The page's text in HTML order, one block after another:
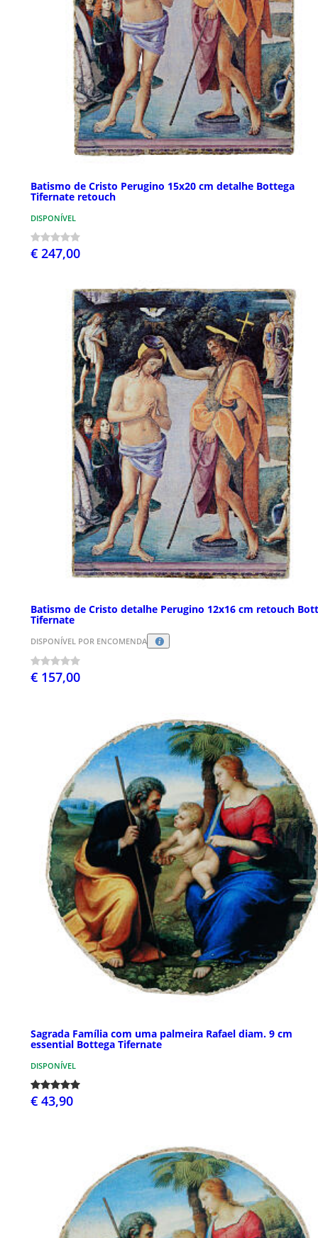
Batismo de Cristo Perugino 15x20 cm detalhe Bottega
Tifernate retouch
DISPONÍVEL
€ 247,00
Batismo de Cristo detalhe Perugino 12x16 cm retouch
Tifernate
DISPONÍVEL POR ENCOMENDA
€ 157,00
Sagrada Família com uma palmeira Rafael diam. 9 cm
essential Bottega Tifernate
DISPONÍVEL
€ 43,90